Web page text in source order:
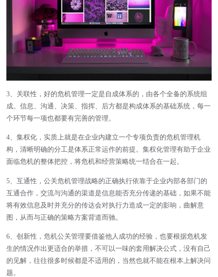
3、关联性，好的危机管理一定是自成体系的，由各个全备的系统组
成。信息、沟通、决策、指挥、后方都是构成体系的基础系统，每一
个环节每一项也都要有完善的管理。
4、集权化，实质上就是在企业内建立一个专项负责的危机管理机
构，清晰明确的分工是体系正常运作的前提。集权化管理有助于企业
面临危机的整体把控，将危机和经营策略统一结合在一起。
5、互通性，公关危机管理战略的正确执行依靠于企业内部各部门的
互通合作，交流与沟通的渠道是信息能否充分传递的基础，如果不能
将有效信息及时并充分的传达会对执行力造成一定的影响，曲解意
图，从而与正确的策略方案背道而驰。
6、创新性，危机公关管理要借鉴他人成功的经验，也要根据危机发
生的情况作出更适合的举措，不可以一味的套用解决公式，没有自己
的见解，往往很多时候都是不适用的，当然也就不能在根本上解决问
题。